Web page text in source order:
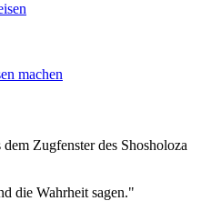
machen
die Wahrheit sagen."